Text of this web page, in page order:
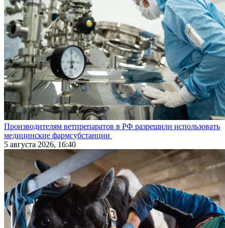
Производителям ветпрепаратов в РФ разрешили использовать
медицинские фармсубстанции
5 августа 2026, 16:40